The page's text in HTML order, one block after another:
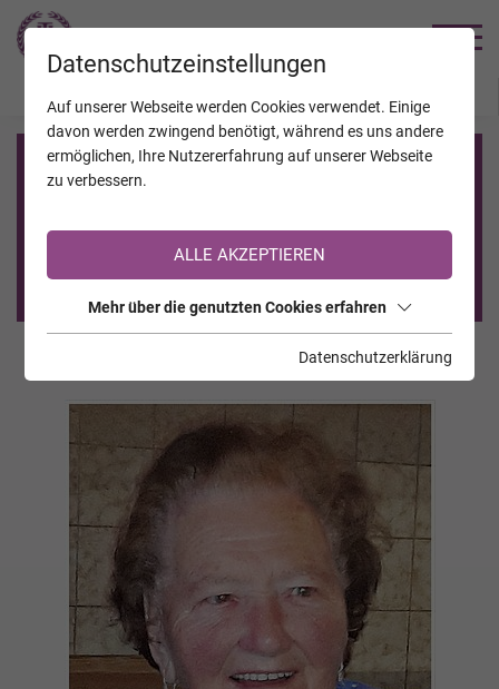
Registrierung auf TrauerHilfe.it
Sie sind noch nicht auf TrauerHilfe.it registriert?
>> zur kostenlosen Registrierung <<
Datenschutzeinstellungen
Auf unserer Webseite werden Cookies verwendet. Einige
davon werden zwingend benötigt, während es uns andere
ermöglichen, Ihre Nutzererfahrung auf unserer Webseite
zu verbessern.
ALLE AKZEPTIEREN
Mehr über die genutzten Cookies erfahren
Datenschutzerklärung
JAHRESTAGE KALENDER VERSTORBENE